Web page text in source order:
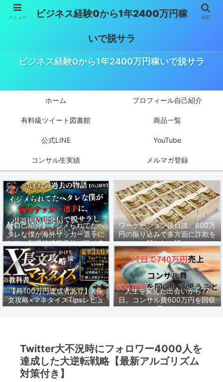
ビジネス経験0から1年2400万円稼いで脱サラ
ホーム プロフィール自己紹介
有料級ツイート図書館 商品一覧
公式LINE YouTube
コンサル生実績 メルマガ登録
【自己紹介】イジメられてたヘ
タレな僕が海外サッカー選手に
なり、引退後情報発信で脱サラ
し1年1500万稼いだ話。
ワーケーション後日談。600万
円の振り込みで多方面に詐欺を
疑われた話。
【月100万円達成者あり】X長
文攻略×マネタイズTipsレビュ
ーまとめ
人生を変えた出会いから77
日。コンサル費600万円を回収
して思うこと。
Twitter大不況時にフォロワー4000人を
達成した大逆転戦略【最新アルゴリズム
対策付き】
メニュー ビジネス経験0から1年2400万円稼
いで脱サラ
検索